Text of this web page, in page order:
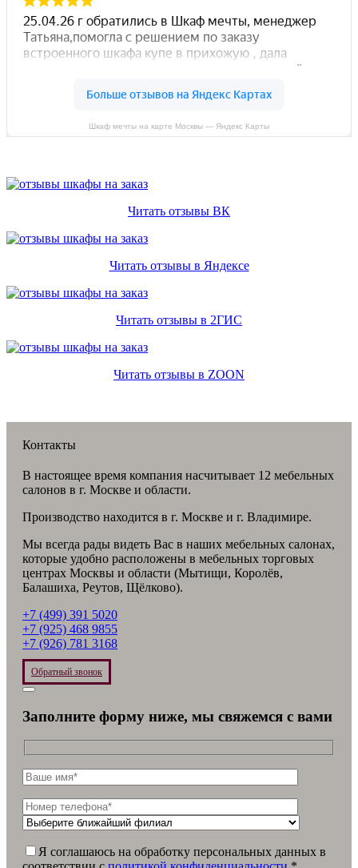
Шкаф мечты на карте Москвы — Яндекс Карты
Читать отзывы ВК
Читать отзывы в Яндексе
Читать отзывы в 2ГИС
Читать отзывы в ZOON
Контакты
В настоящее время компания насчитывает 12 мебельных
салонов в г. Москве и области.
Производство находится в г. Москве и г. Владимире.
Мы всегда рады видеть Вас в наших мебельных салонах,
которые удобно расположены в мебельных торговых
центрах Москвы и области (Мытищи, Королёв,
Балашиха, Реутов, Щёлково).
+7 (499) 391 5020
+7 (925) 468 9855
+7 (926) 781 3168
Обратный звонок
Заполните форму ниже, мы свяжемся с вами
Я соглашаюсь на обработку персональных данных в